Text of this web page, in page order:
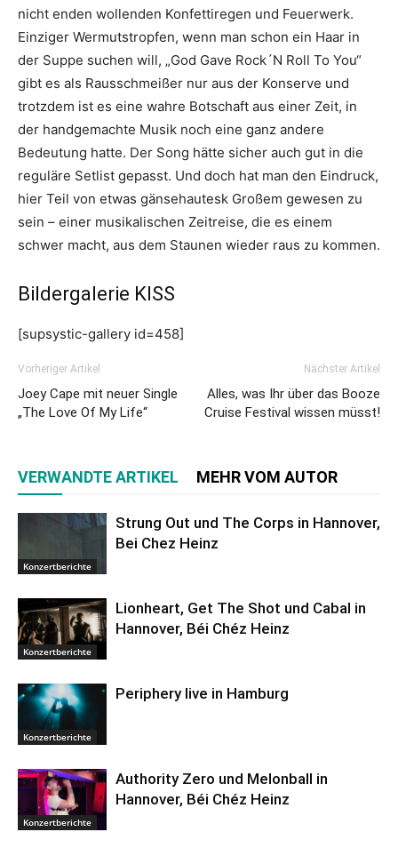
nicht enden wollenden Konfettiregen und Feuerwerk.
Einziger Wermutstropfen, wenn man schon ein Haar in
der Suppe suchen will, „God Gave Rock´N Roll To You“
gibt es als Rausschmeißer nur aus der Konserve und
trotzdem ist es eine wahre Botschaft aus einer Zeit, in
der handgemachte Musik noch eine ganz andere
Bedeutung hatte. Der Song hätte sicher auch gut in die
reguläre Setlist gepasst. Und doch hat man den Eindruck,
hier Teil von etwas gänsehautesk Großem gewesen zu
sein – einer musikalischen Zeitreise, die es einem
schwer macht, aus dem Staunen wieder raus zu kommen.
Bildergalerie KISS
[supsystic-gallery id=458]
Vorheriger Artikel
Joey Cape mit neuer Single
„The Love Of My Life“
Nächster Artikel
Alles, was Ihr über das Booze
Cruise Festival wissen müsst!
VERWANDTE ARTIKEL MEHR VOM AUTOR
Konzertberichte
Strung Out und The Corps in Hannover,
Bei Chez Heinz
Konzertberichte
Lionheart, Get The Shot und Cabal in
Hannover, Béi Chéz Heinz
Konzertberichte
Periphery live in Hamburg
Konzertberichte
Authority Zero und Melonball in
Hannover, Béi Chéz Heinz